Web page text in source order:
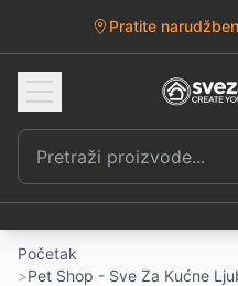
Pratite
Početak
>Pet Shop - Sve Za Kućne